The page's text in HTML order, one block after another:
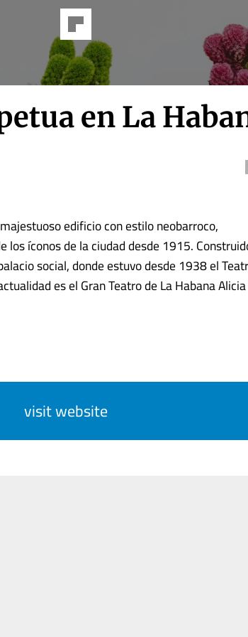
en La
edificio con estilo neobarroco,
íconos de la ciudad desde 1915.
social, donde estuvo desde 1938 el
es el Gran Teatro de La Habana
visit website